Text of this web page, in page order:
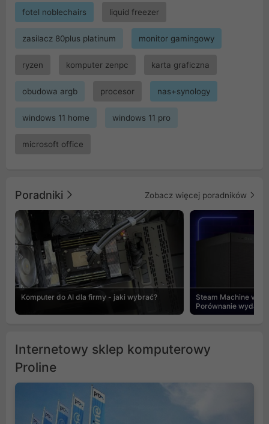
fotel noblechairs liquid freezer
zasilacz 80plus platinum monitor gamingowy
ryzen komputer zenpc karta graficzna
obudowa argb procesor nas+synology
windows 11 home windows 11 pro
microsoft office
Poradniki Zobacz więcej poradników
Komputer do AI dla firmy - jaki wybrać?
Steam Machine vs
Porównanie
Internetowy sklep komputerowy
Proline